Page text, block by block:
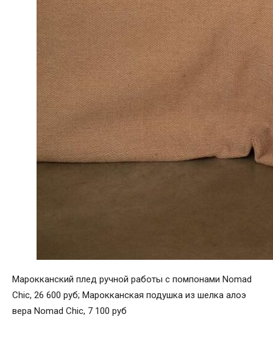
Марокканский плед ручной работы с помпонами Nomad
Chic, 26 600 руб; Марокканская подушка из шелка алоэ
вера Nomad Chic, 7 100 руб